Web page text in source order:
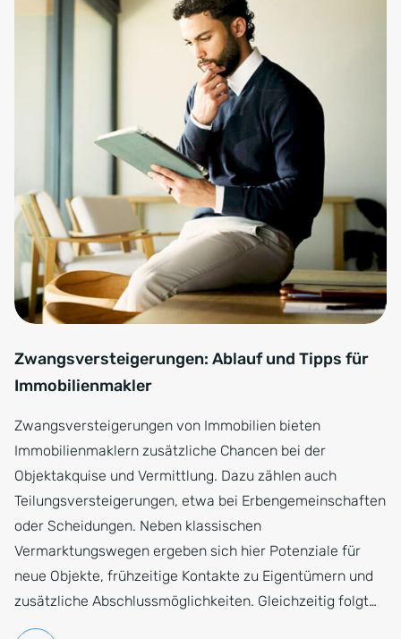
Zwangsversteigerungen: Ablauf und Tipps für
Immobilienmakler
Zwangsversteigerungen von Immobilien bieten
Immobilienmaklern zusätzliche Chancen bei der
Objektakquise und Vermittlung. Dazu zählen auch
Teilungsversteigerungen, etwa bei Erbengemeinschaften
oder Scheidungen. Neben klassischen
Vermarktungswegen ergeben sich hier Potenziale für
neue Objekte, frühzeitige Kontakte zu Eigentümern und
zusätzliche Abschlussmöglichkeiten. Gleichzeitig folgt…